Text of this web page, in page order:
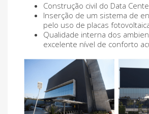
Construção civil do Data
Inserção de um sistema de
pelo uso de placas
Qualidade interna dos
excelente nível de conforto